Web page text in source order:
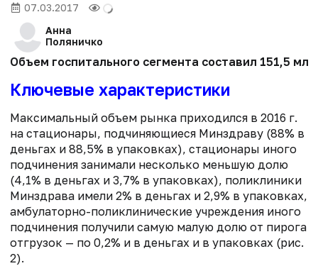
07.03.2017
Анна
Поляничко
Объем госпитального сегмента составил 151,5
Ключевые характеристики
Максимальный объем рынка приходился в 2016 г.
на стационары, подчиняющиеся Минздраву (88% в
деньгах и 88,5% в упаковках), стационары иного
подчинения занимали несколько меньшую долю
(4,1% в деньгах и 3,7% в упаковках), поликлиники
Минздрава имели 2% в деньгах и 2,9% в упаковках,
амбулаторно-поликлинические учреждения иного
подчинения получили самую малую долю от пирога
отгрузок — по 0,2% и в деньгах и в упаковках (рис.
2).